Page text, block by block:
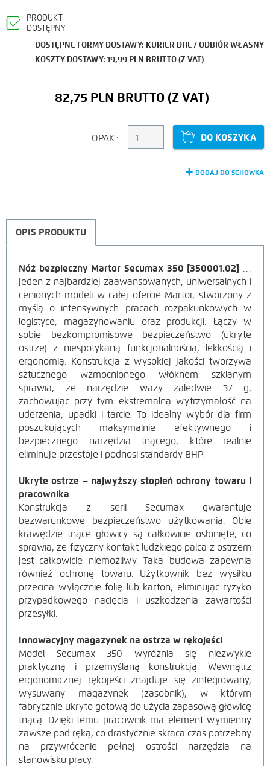
PRODUKT
DOSTĘPNY
DOSTĘPNE FORMY DOSTAWY: KURIER DHL / ODBIÓR WŁASNY
KOSZTY DOSTAWY: 19,99 PLN BRUTTO (Z VAT)
82,75 PLN
OPAK.: DO KOSZYKA
DODAJ DO SCHOWKA
OPIS PRODUKTU
OPIS
PRODUKTU
Nóż bezpieczny Martor Secumax 350 [350001.02] to
jeden z najbardziej zaawansowanych, uniwersalnych i
cenionych modeli w całej ofercie Martor, stworzony z
myślą o intensywnych pracach rozpakunkowych w
logistyce, magazynowaniu oraz produkcji. Łączy w
sobie bezkompromisowe bezpieczeństwo (ukryte
ostrze) z niespotykaną funkcjonalnością, lekkością i
ergonomią. Konstrukcja z wysokiej jakości tworzywa
sztucznego wzmocnionego włóknem szklanym
sprawia, że narzędzie waży zaledwie 37 g,
zachowując przy tym ekstremalną wytrzymałość na
uderzenia, upadki i tarcie. To idealny wybór dla firm
poszukujących maksymalnie efektywnego i
bezpiecznego narzędzia tnącego, które realnie
eliminuje przestoje i podnosi standardy BHP.
Ukryte ostrze – najwyższy stopień ochrony towaru i
pracownika
Konstrukcja z serii Secumax gwarantuje
bezwarunkowe bezpieczeństwo użytkowania. Obie
krawędzie tnące głowicy są całkowicie osłonięte, co
sprawia, że fizyczny kontakt ludzkiego palca z ostrzem
jest całkowicie niemożliwy. Taka budowa zapewnia
również ochronę towaru. Użytkownik bez wysiłku
przecina wyłącznie folię lub karton, eliminując ryzyko
przypadkowego nacięcia i uszkodzenia zawartości
przesyłki.
Innowacyjny magazynek na ostrza w rękojeści
Model Secumax 350 wyróżnia się niezwykle
praktyczną i przemyślaną konstrukcją. Wewnątrz
ergonomicznej rękojeści znajduje się zintegrowany,
wysuwany magazynek (zasobnik), w którym
fabrycznie ukryto gotową do użycia zapasową głowicę
tnącą. Dzięki temu pracownik ma element wymienny
zawsze pod ręką, co drastycznie skraca czas potrzebny
na przywrócenie pełnej ostrości narzędzia na
stanowisku pracy.